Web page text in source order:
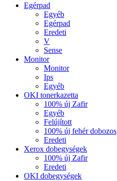
Egérpad
Egyéb
Egérpad
Eredeti
V
Sense
Monitor
Monitor
Ips
Egyéb
OKI tonerkazetta
100% új Zafir
Egyéb
Felújított
100% új fehér dobozos
Eredeti
Xerox dobegységek
100% új Zafir
Eredeti
OKI dobegységek